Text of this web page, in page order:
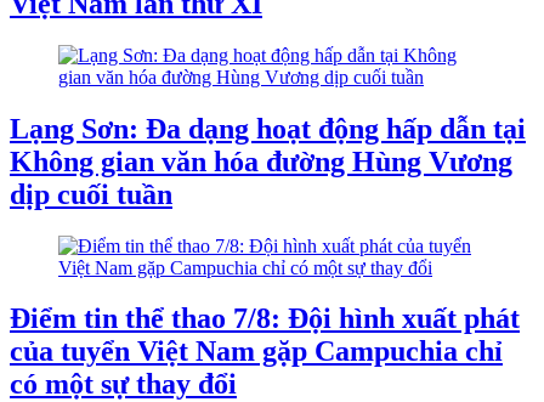
Lạng Sơn: Đa dạng hoạt động hấp dẫn tại
Không gian văn hóa đường Hùng Vương
dịp cuối tuần
Điểm tin thể thao 7/8: Đội hình xuất phát
của tuyển Việt Nam gặp Campuchia chỉ
có một sự thay đổi